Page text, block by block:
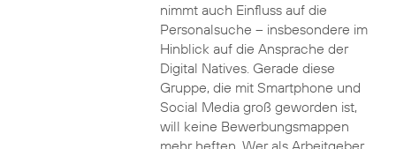
nimmt auch Einfluss auf die
Personalsuche – insbesondere im
Hinblick auf die Ansprache der
Digital Natives. Gerade diese
Gruppe, die mit Smartphone und
Social Media groß geworden ist,
will keine Bewerbungsmappen
mehr heften. Wer als Arbeitgeber